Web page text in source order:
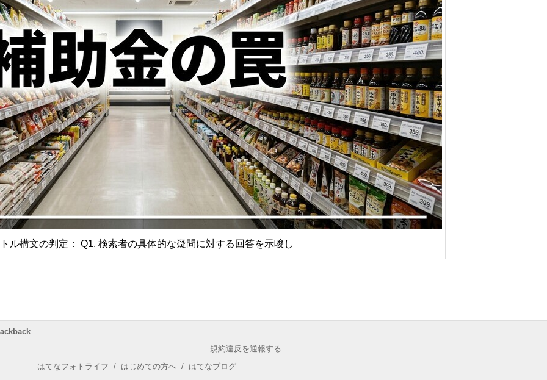
ル構文の判定： Q1. 検索者の具体的な疑問に対する回答を示唆し
規約違反を通報する
はてなフォトライフ / はじめての方へ / はてなブログ